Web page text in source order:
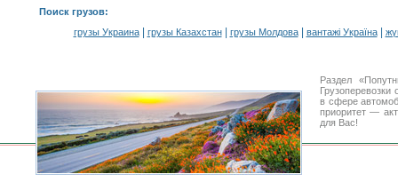
Поиск грузов:
грузы Украина| грузы Казахстан| грузы Молдова| вантажі Україна|
Раздел
в сфере
приоритет —
для Вас!